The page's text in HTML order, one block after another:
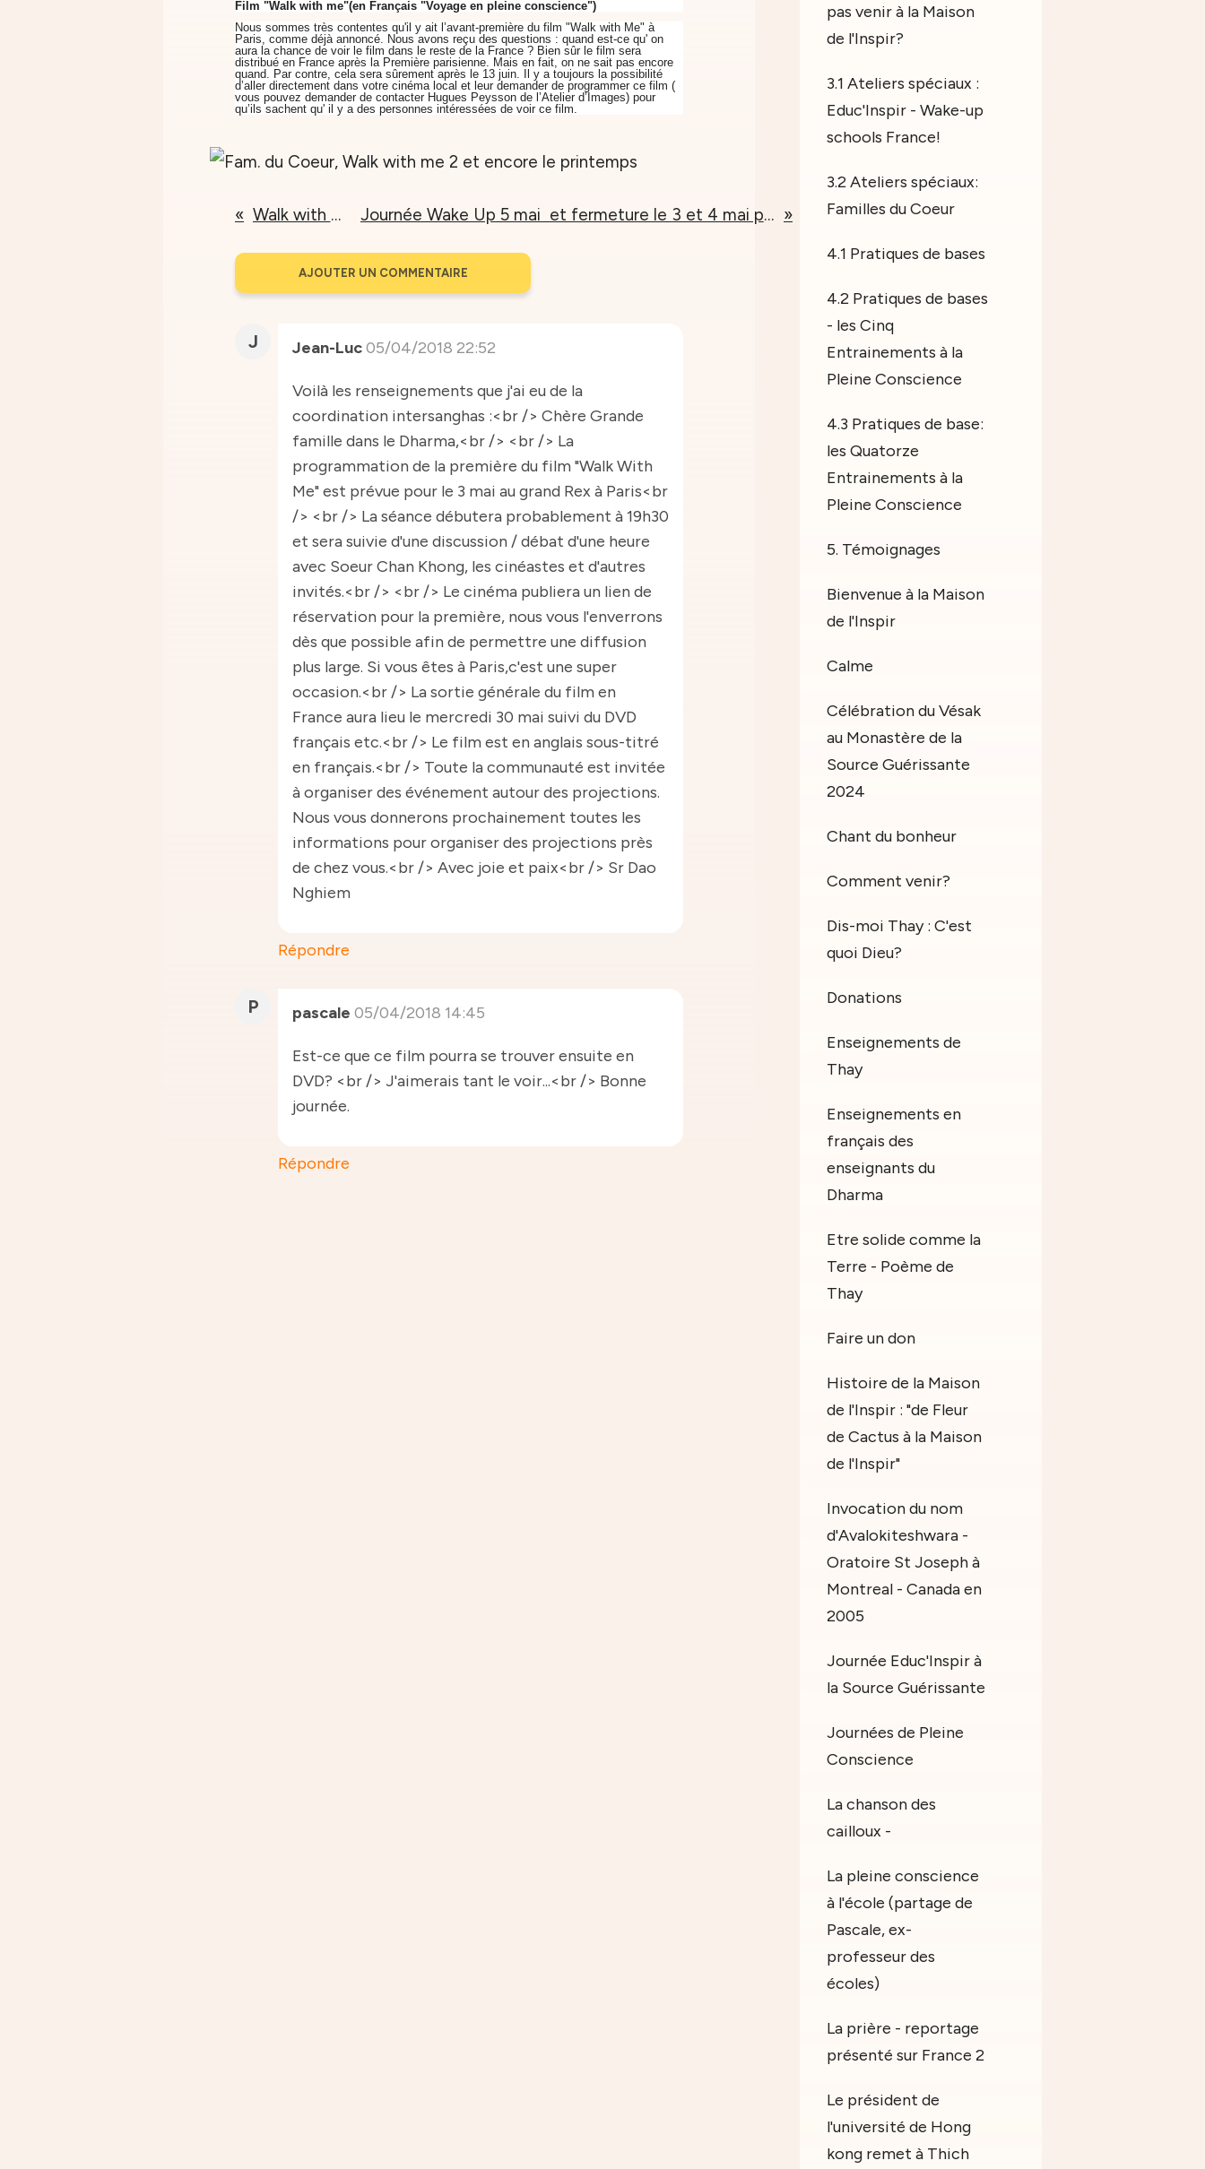
Film "Walk with me"(en Français "Voyage en pleine conscience")
Nous sommes très contentes qu'il y ait l’avant-première du film "Walk with Me" à
Paris, comme déjà annoncé. Nous avons reçu des questions : quand est-ce qu' on
aura la chance de voir le film dans le reste de la France ? Bien sûr le film sera
distribué en France après la Première parisienne. Mais en fait, on ne sait pas encore
quand. Par contre, cela sera sûrement après le 13 juin. Il y a toujours la possibilité
d’aller directement dans votre cinéma local et leur demander de programmer ce film (
vous pouvez demander de contacter Hugues Peysson de l’Atelier d’Images) pour
qu’ils sachent qu' il y a des personnes intéressées de voir ce film.
Walk with me Journée Wake Up 5 mai et fermeture le 3 et 4 mai pour film
AJOUTER UN COMMENTAIRE
J Jean-Luc05/04/2018 22:52
Voilà les renseignements que j'ai eu de la
coordination intersanghas :<br /> Chère Grande
famille dans le Dharma,<br /> <br /> La
programmation de la première du film "Walk With
Me" est prévue pour le 3 mai au grand Rex à Paris<br
/> <br /> La séance débutera probablement à 19h30
et sera suivie d'une discussion / débat d'une heure
avec Soeur Chan Khong, les cinéastes et d'autres
invités.<br /> <br /> Le cinéma publiera un lien de
réservation pour la première, nous vous l'enverrons
dès que possible afin de permettre une diffusion
plus large. Si vous êtes à Paris,c'est une super
occasion.<br /> La sortie générale du film en
France aura lieu le mercredi 30 mai suivi du DVD
français etc.<br /> Le film est en anglais sous-titré
en français.<br /> Toute la communauté est invitée
à organiser des événement autour des projections.
Nous vous donnerons prochainement toutes les
informations pour organiser des projections près
de chez vous.<br /> Avec joie et paix<br /> Sr Dao
Nghiem
Répondre
P pascale 05/04/2018 14:45
Est-ce que ce film pourra se trouver ensuite en
DVD? <br /> J'aimerais tant le voir...<br /> Bonne
journée.
Répondre
pas venir à la Maison
de l'Inspir?
3.1 Ateliers spéciaux :
Educ'Inspir - Wake-up
schools France!
3.2 Ateliers spéciaux:
Familles du Coeur
4.1 Pratiques de bases
4.2 Pratiques de bases
- les Cinq
Entrainements à la
Pleine Conscience
4.3 Pratiques de base:
les Quatorze
Entrainements à la
Pleine Conscience
5. Témoignages
Bienvenue à la Maison
de l'Inspir
Calme
Célébration du Vésak
au Monastère de la
Source Guérissante
2024
Chant du bonheur
Comment venir?
Dis-moi Thay : C'est
quoi Dieu?
Donations
Enseignements de
Thay
Enseignements en
français des
enseignants du
Dharma
Etre solide comme la
Terre - Poème de
Thay
Faire un don
Histoire de la Maison
de l'Inspir : "de Fleur
de Cactus à la Maison
de l'Inspir"
Invocation du nom
d'Avalokiteshwara -
Oratoire St Joseph à
Montreal - Canada en
2005
Journée Educ'Inspir à
la Source Guérissante
Journées de Pleine
Conscience
La chanson des
cailloux -
La pleine conscience
à l'école (partage de
Pascale, ex-
professeur des
écoles)
La prière - reportage
présenté sur France 2
Le président de
l'université de Hong
kong remet à Thich